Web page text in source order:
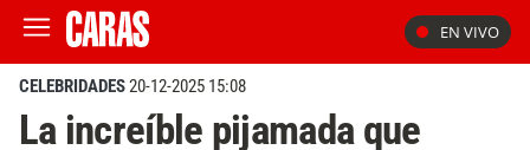
EN VIVO
CELEBRIDADES20-12-2025 15:08
La increíble pijamada que